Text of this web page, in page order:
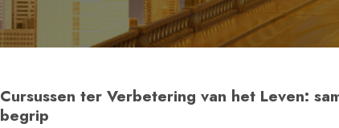
Cursussen ter Verbetering van het Leven:
begrip